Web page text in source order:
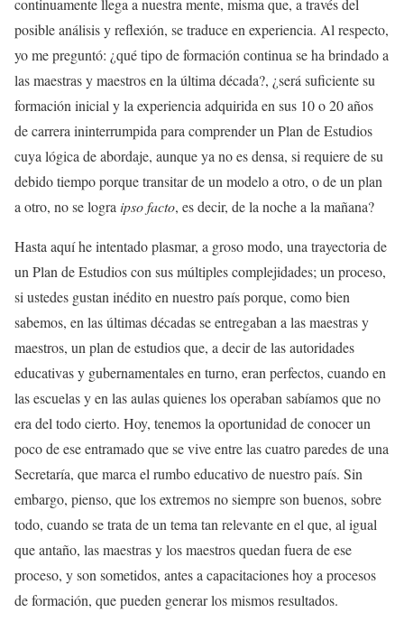
continuamente llega a nuestra mente, misma que, a través del
posible análisis y reflexión, se traduce en experiencia. Al respecto,
yo me preguntó: ¿qué tipo de formación continua se ha brindado a
las maestras y maestros en la última década?, ¿será suficiente su
formación inicial y la experiencia adquirida en sus 10 o 20 años
de carrera ininterrumpida para comprender un Plan de Estudios
cuya lógica de abordaje, aunque ya no es densa, si requiere de su
debido tiempo porque transitar de un modelo a otro, o de un plan
a otro, no se logra ipso facto, es decir, de la noche a la mañana?
Hasta aquí he intentado plasmar, a groso modo, una trayectoria de
un Plan de Estudios con sus múltiples complejidades; un proceso,
si ustedes gustan inédito en nuestro país porque, como bien
sabemos, en las últimas décadas se entregaban a las maestras y
maestros, un plan de estudios que, a decir de las autoridades
educativas y gubernamentales en turno, eran perfectos, cuando en
las escuelas y en las aulas quienes los operaban sabíamos que no
era del todo cierto. Hoy, tenemos la oportunidad de conocer un
poco de ese entramado que se vive entre las cuatro paredes de una
Secretaría, que marca el rumbo educativo de nuestro país. Sin
embargo, pienso, que los extremos no siempre son buenos, sobre
todo, cuando se trata de un tema tan relevante en el que, al igual
que antaño, las maestras y los maestros quedan fuera de ese
proceso, y son sometidos, antes a capacitaciones hoy a procesos
de formación, que pueden generar los mismos resultados.